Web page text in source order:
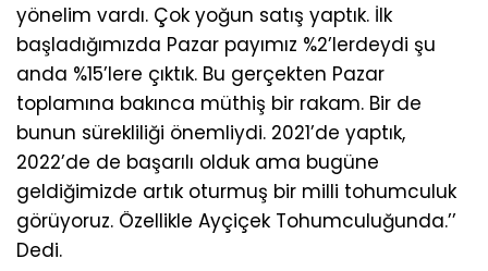
yönelim vardı. Çok yoğun satış yaptık. İlk
başladığımızda Pazar payımız %2’lerdeydi şu
anda %15’lere çıktık. Bu gerçekten Pazar
toplamına bakınca müthiş bir rakam. Bir de
bunun sürekliliği önemliydi. 2021’de yaptık,
2022’de de başarılı olduk ama bugüne
geldiğimizde artık oturmuş bir milli tohumculuk
görüyoruz. Özellikle Ayçiçek Tohumculuğunda.’’
Dedi.